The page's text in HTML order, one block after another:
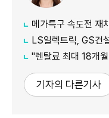
메가특구 속도전 재차 강조
LS일렉트릭, GS건설
"렌탈료 최대 18개월 반
기자의 다른기사